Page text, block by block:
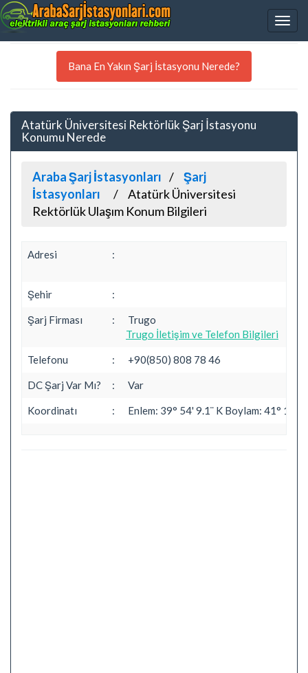
Bana En Yakın Şarj İstasyonu Nerede?
Atatürk Üniversitesi Rektörlük Şarj İstasyonu
Konumu Nerede
Araba Şarj İstasyonları
Şarj
İstasyonları
Atatürk Üniversitesi
Rektörlük Ulaşım Konum Bilgileri
Adresi :
Şehir :
Şarj Firması :
Trugo
Trugo İletişim ve Telefon Bilgileri
Telefonu : +90(850) 808 78 46
DC Şarj Var Mı? : Var
Koordinatı : Enlem: 39° 54' 9.1¨ K Boylam: 41° 14'